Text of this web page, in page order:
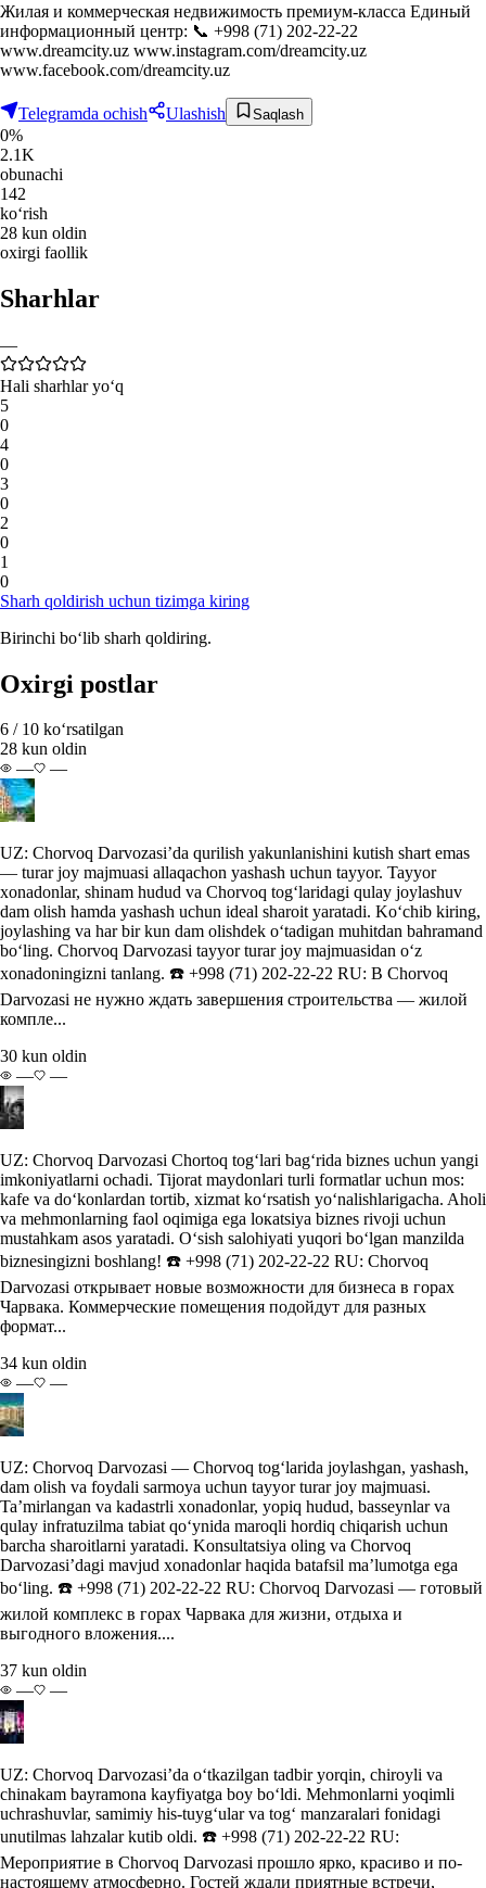
Жилая и коммерческая недвижимость премиум-класса Единый
информационный центр: 📞 +998 (71) 202-22-22
www.dreamcity.uz www.instagram.com/dreamcity.uz
www.facebook.com/dreamcity.uz
Telegramda ochish Ulashish Saqlash
0%
2.1K
obunachi
142
ko‘rish
28 kun oldin
oxirgi faollik
Sharhlar
—
Hali sharhlar yo‘q
5
0
4
0
3
0
2
0
1
0
Sharh qoldirish uchun tizimga kiring
Birinchi bo‘lib sharh qoldiring.
Oxirgi postlar
6 / 10 ko‘rsatilgan
28 kun oldin
—
—
UZ: Chorvoq Darvozasi’da qurilish yakunlanishini kutish shart emas
— turar joy majmuasi allaqachon yashash uchun tayyor. Tayyor
xonadonlar, shinam hudud va Chorvoq tog‘laridagi qulay joylashuv
dam olish hamda yashash uchun ideal sharoit yaratadi. Ko‘chib kiring,
joylashing va har bir kun dam olishdek o‘tadigan muhitdan bahramand
bo‘ling. Chorvoq Darvozasi tayyor turar joy majmuasidan o‘z
xonadoningizni tanlang. ☎️ +998 (71) 202-22-22 RU: В Chorvoq
Darvozasi не нужно ждать завершения строительства — жилой
компле...
30 kun oldin
—
—
UZ: Chorvoq Darvozasi Chortoq tog‘lari bag‘rida biznes uchun yangi
imkoniyatlarni ochadi. Tijorat maydonlari turli formatlar uchun mos:
kafe va do‘konlardan tortib, xizmat ko‘rsatish yo‘nalishlarigacha. Aholi
va mehmonlarning faol oqimiga ega lокаtsiya biznes rivoji uchun
mustahkam asos yaratadi. O‘sish salohiyati yuqori bo‘lgan manzilda
biznesingizni boshlang! ☎️ +998 (71) 202-22-22 RU: Chorvoq
Darvozasi открывает новые возможности для бизнеса в горах
Чарвака. Коммерческие помещения подойдут для разных
формат...
34 kun oldin
—
—
UZ: Chorvoq Darvozasi — Chorvoq tog‘larida joylashgan, yashash,
dam olish va foydali sarmoya uchun tayyor turar joy majmuasi.
Ta’mirlangan va kadastrli xonadonlar, yopiq hudud, basseynlar va
qulay infratuzilma tabiat qo‘ynida maroqli hordiq chiqarish uchun
barcha sharoitlarni yaratadi. Konsultatsiya oling va Chorvoq
Darvozasi’dagi mavjud xonadonlar haqida batafsil ma’lumotga ega
bo‘ling. ☎️ +998 (71) 202-22-22 RU: Chorvoq Darvozasi — готовый
жилой комплекс в горах Чарвака для жизни, отдыха и
выгодного вложения....
37 kun oldin
—
—
UZ: Chorvoq Darvozasi’da o‘tkazilgan tadbir yorqin, chiroyli va
chinakam bayramona kayfiyatga boy bo‘ldi. Mehmonlarni yoqimli
uchrashuvlar, samimiy his-tuyg‘ular va tog‘ manzaralari fonidagi
unutilmas lahzalar kutib oldi. ☎️ +998 (71) 202-22-22 RU:
Мероприятие в Chorvoq Darvozasi прошло ярко, красиво и по-
настоящему атмосферно. Гостей ждали приятные встречи,